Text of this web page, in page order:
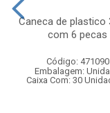
Caneca de plastico
com 6 pecas
Código: 471090
Embalagem:
Caixa Com: 30